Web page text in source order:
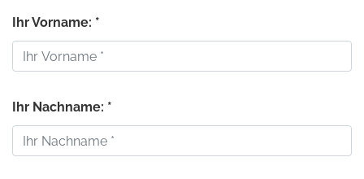
Ihr Vorname: *
Ihr Nachname: *